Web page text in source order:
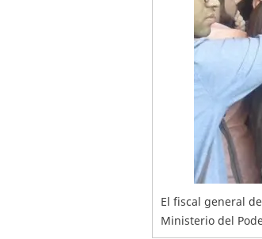
El fiscal general
Ministerio del